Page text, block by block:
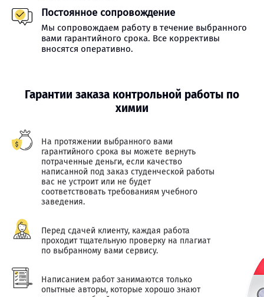
Постоянное сопровождение
Мы сопровождаем работу в течение выбранного
вами гарантийного срока. Все коррективы
вносятся оперативно.
Гарантии заказа контрольной работы по
химии
На протяжении выбранного вами
гарантийного срока вы можете вернуть
потраченные деньги, если качество
написанной под заказ студенческой работы
вас не устроит или не будет
соответствовать требованиям учебного
заведения.
Перед сдачей клиенту, каждая работа
проходит тщательную проверку на плагиат
по выбранному вами сервису.
Написанием работ занимаются только
опытные авторы, которые хорошо знают